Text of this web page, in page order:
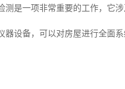
测是一项非常重要的工作，它涉
器设备，可以对房屋进行全面